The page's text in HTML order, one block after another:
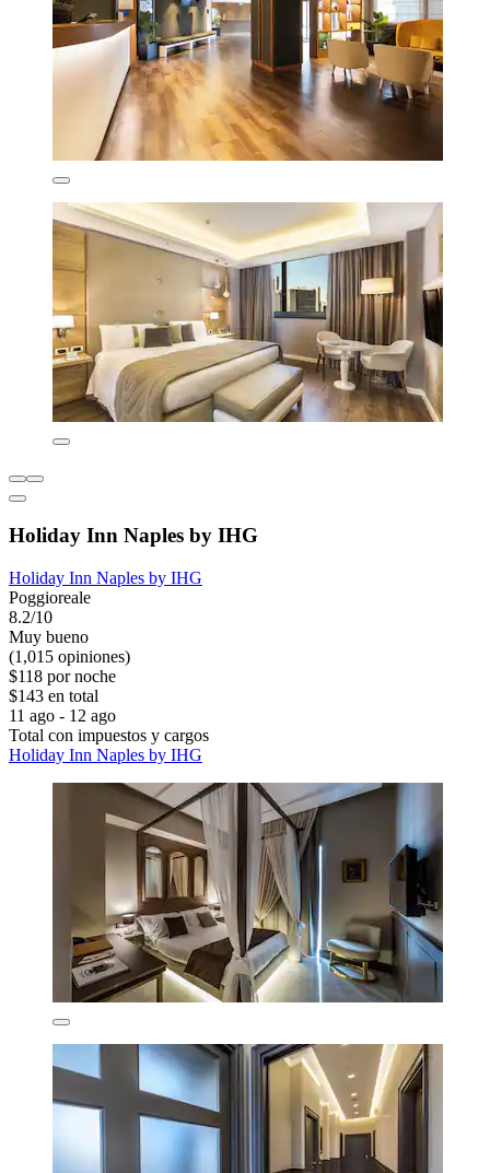
Holiday Inn Naples by IHG
Holiday Inn Naples by IHG
Poggioreale
8.2/10
Muy bueno
(1,015 opiniones)
$118 por noche
$143 en total
11 ago - 12 ago
Total con impuestos y cargos
Holiday Inn Naples by IHG